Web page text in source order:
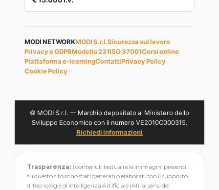
MODI NETWORKMODI S.r.l.Sicurezza sul lavoro
Privacy e GDPRModello 231ISO 37001Corsi online
Piattaforma e-learningContattiPrivacy Policy
Cookie Policy
© MODI S.r.l. — Marchio depositato al Ministero dello
Sviluppo Economico con il numero VE2010C000315.
Richiedi informazioni
Trasparenza: I contenuti testuali e le immagini presenti
su questo sito sono stati generati o elaborati con il supporto
di tecnologie di Intelligenza Artificiale (AI), ai sensi del